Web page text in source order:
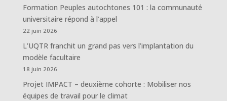
Formation Peuples autochtones 101 : la communauté
universitaire répond à l’appel
22 juin 2026
L’UQTR franchit un grand pas vers l’implantation du
modèle facultaire
18 juin 2026
Projet IMPACT – deuxième cohorte : Mobiliser nos
équipes de travail pour le climat